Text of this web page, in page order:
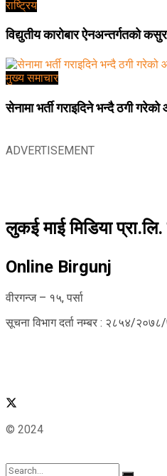
राष्ट्रिय
विद्युतीय कारोबार ऐनअन्तर्गतको
मुख्य समाचार
सेनामा भर्ती गराइदिने भन्दै ठगी
ADVERTISEMENT
लुकई माई मिडिया प्रा.लि.
Online Birgunj
वीरगन्ज – १५, पर्सा
सूचना विभाग दर्ता नम्बर : २८५४/
© 2024